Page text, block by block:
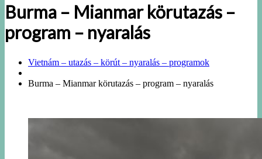
Burma – Mianmar körutazás –
program – nyaralás
Vietnám – utazás – körút – nyaralás – programok
Burma – Mianmar körutazás – program – nyaralás